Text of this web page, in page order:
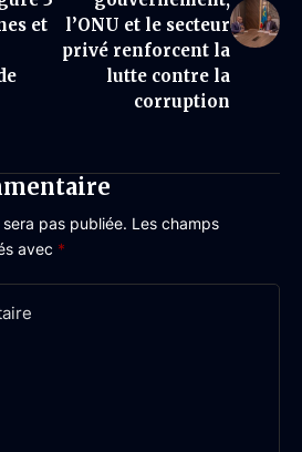
et
l’ONU et le secteur
privé renforcent la
lutte contre la
corruption
pas publiée. Les champs
avec *